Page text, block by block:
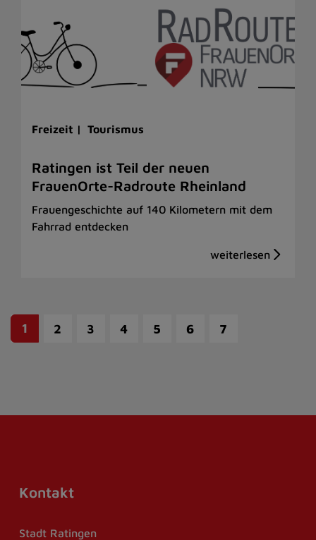
Freizeit | Tourismus
Ratingen ist Teil der neuen
FrauenOrte-Radroute Rheinland
Frauengeschichte auf 140 Kilometern mit dem
Fahrrad entdecken
1 2 3 4 5 6 7
Kontakt
Stadt Ratingen